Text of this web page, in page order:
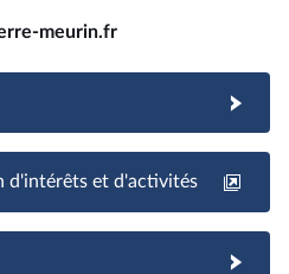
meurin.fr
d'intérêts et d'activités